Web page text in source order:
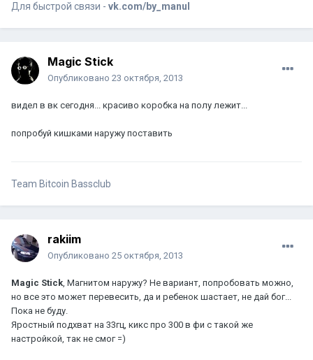
Для быстрой связи - vk.com/by_manul
Magic Stick
Опубликовано 23 октября, 2013
видел в вк сегодня... красиво коробка на полу лежит...
попробуй кишками наружу поставить
Team Bitcoin Bassclub
rakiim
Опубликовано 25 октября, 2013
Magic Stick, Магнитом наружу? Не вариант, попробовать можно,
но все это может перевесить, да и ребенок шастает, не дай бог...
Пока не буду.
Яростный подхват на 33гц, кикс про 300 в фи с такой же
настройкой, так не смог =)